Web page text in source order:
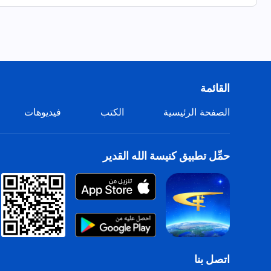
والسَّعي إلى كلِّ رائعٍ وجميل،
والحصول على حقيقة الأشياء الإيجابيَّة،
لا تستهينوا أبدًا بكلِّ هذا.
من "اتبعوا الحمل ورنموا ترنيمات جديدة"
القائمة
الصفحة الرئيسية الكتب فيديوهات
حمِّل تطبيق كنيسة الله القدير
اتصل بنا